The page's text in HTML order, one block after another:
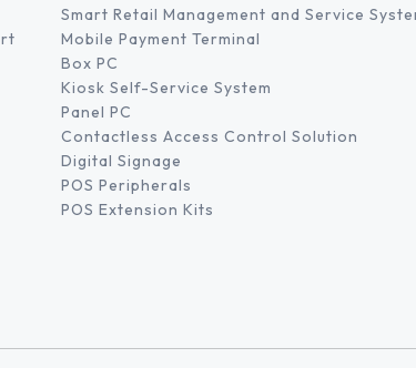
Smart Retail Management and Service
Mobile Payment Terminal
Box PC
Kiosk Self-Service System
Panel PC
Contactless Access Control Solution
Digital Signage
POS Peripherals
POS Extension Kits